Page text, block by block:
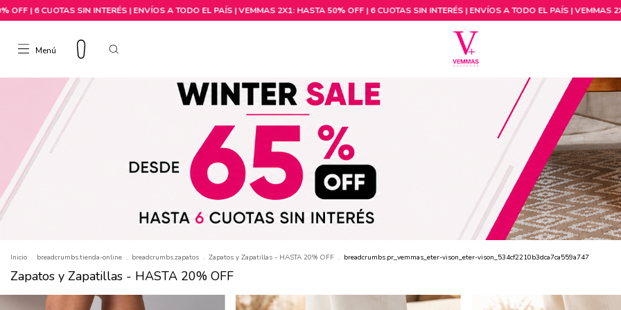
Menú Comprar por talle
Inicio . breadcrumbs.tienda-online . breadcrumbs.zapatos . Zapatos y Zapatillas - HASTA 20% OFF . breadcrumbs.pr_vemmas_eter-vison_eter-vison_534cf2210b3dca7ca559a747
Zapatos y Zapatillas - HASTA 20% OFF